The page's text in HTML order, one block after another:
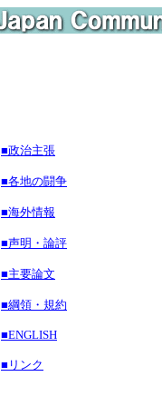
■政治主張
■各地の闘争
■海外情報
■声明・論評
■主要論文
■綱領・規約
■ENGLISH
■リンク